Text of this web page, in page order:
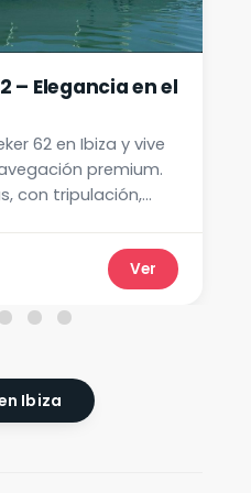
– Elegancia en el
62 en Ibiza y vive
premium.
con tripulación,
Ver
Ibiza